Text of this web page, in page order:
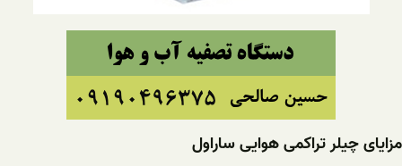
مزایای چیلر تراکمی هوایی ساراول